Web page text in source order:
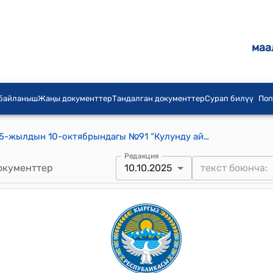
Жаңы документтерТандалган документтерСурап билүү
Кулунду айылдык кенешинин 2025-жылдын 10-октябрындагы №91 “Кулунду айыл өкмөтүнүн 2025-жылдын жергиликтүү бюджетинин кээ бир чыгаша беренелерине өзгөртүү киргизүү жөнүндө” токтому
Редакция
10.10.2025